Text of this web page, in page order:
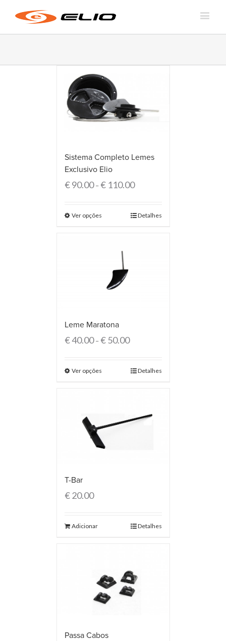
Sistema Completo Lemes
Exclusivo Elio
€90.00–€110.00
Ver opções Detalhes
Leme Maratona
€40.00–€50.00
Ver opções Detalhes
T-Bar
€20.00
Adicionar Detalhes
Passa Cabos